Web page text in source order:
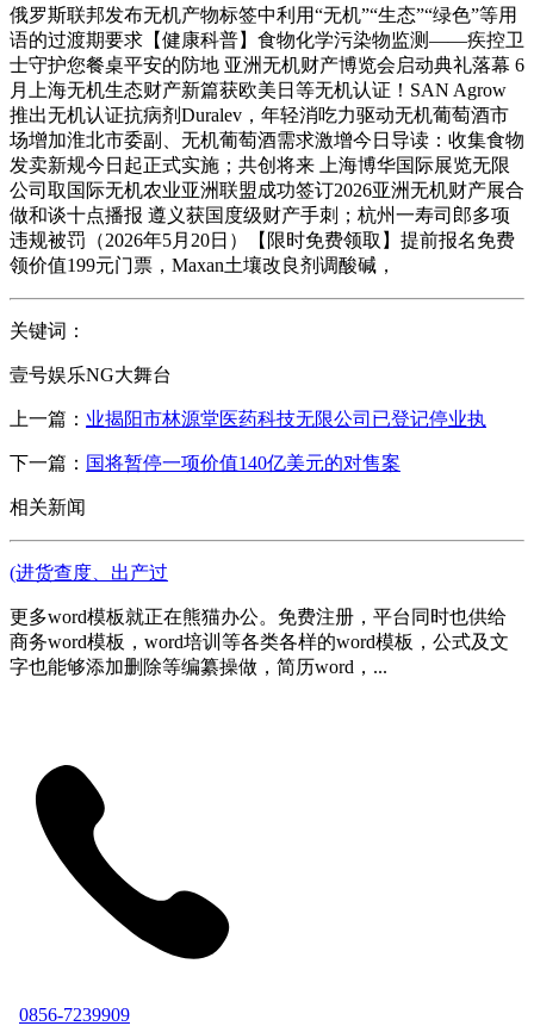
俄罗斯联邦发布无机产物标签中利用“无机”“生态”“绿色”等用
语的过渡期要求【健康科普】食物化学污染物监测——疾控卫
士守护您餐桌平安的防地 亚洲无机财产博览会启动典礼落幕 6
月上海无机生态财产新篇获欧美日等无机认证！SAN Agrow
推出无机认证抗病剂Duralev，年轻消吃力驱动无机葡萄酒市
场增加淮北市委副、无机葡萄酒需求激增今日导读：收集食物
发卖新规今日起正式实施；共创将来 上海博华国际展览无限
公司取国际无机农业亚洲联盟成功签订2026亚洲无机财产展合
做和谈十点播报 遵义获国度级财产手刺；杭州一寿司郎多项
违规被罚（2026年5月20日）【限时免费领取】提前报名免费
领价值199元门票，Maxan土壤改良剂调酸碱，
关键词：
壹号娱乐NG大舞台
上一篇： 业揭阳市林源堂医药科技无限公司已登记停业执
下一篇： 国将暂停一项价值140亿美元的对售案
相关新闻
(进货查度、出产过
更多word模板就正在熊猫办公。免费注册，平台同时也供给
商务word模板，word培训等各类各样的word模板，公式及文
字也能够添加删除等编纂操做，简历word，...
0856-7239909